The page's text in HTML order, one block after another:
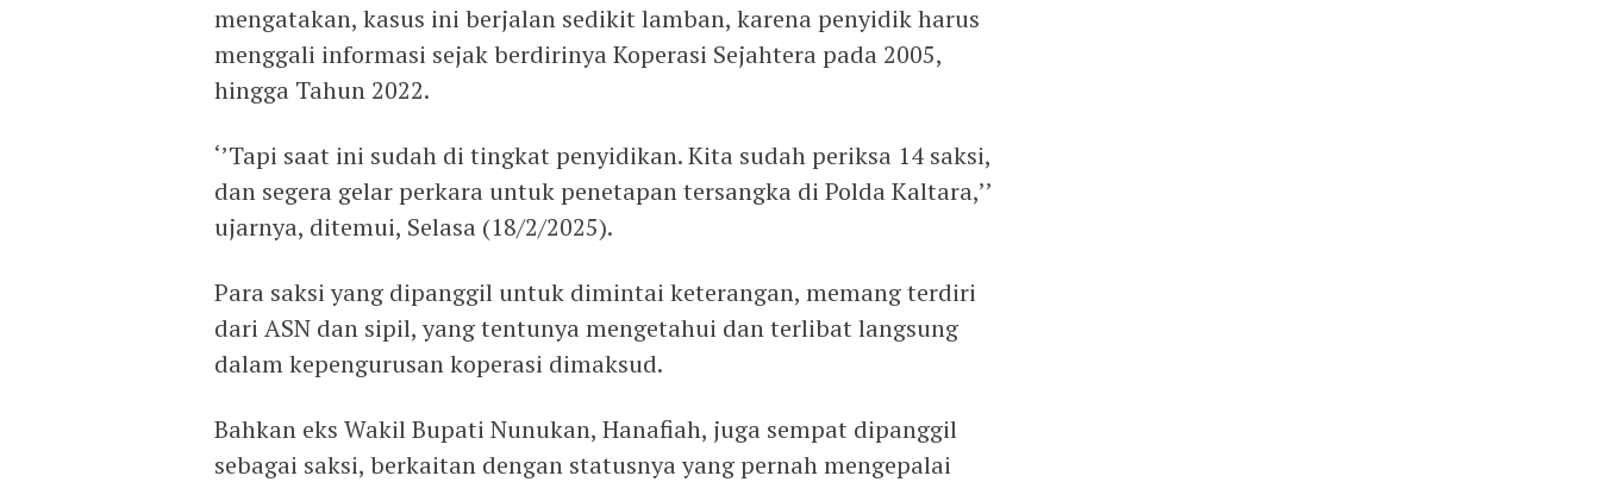
mengatakan, kasus ini berjalan sedikit lamban, karena penyidik harus
menggali informasi sejak berdirinya Koperasi Sejahtera pada 2005,
hingga Tahun 2022.
‘’Tapi saat ini sudah di tingkat penyidikan. Kita sudah periksa 14 saksi,
dan segera gelar perkara untuk penetapan tersangka di Polda Kaltara,’’
ujarnya, ditemui, Selasa (18/2/2025).
Para saksi yang dipanggil untuk dimintai keterangan, memang terdiri
dari ASN dan sipil, yang tentunya mengetahui dan terlibat langsung
dalam kepengurusan koperasi dimaksud.
Bahkan eks Wakil Bupati Nunukan, Hanafiah, juga sempat dipanggil
sebagai saksi, berkaitan dengan statusnya yang pernah mengepalai